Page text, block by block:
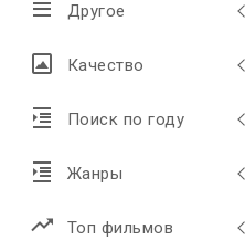
Другое
Качество
Поиск по году
Жанры
Топ фильмов